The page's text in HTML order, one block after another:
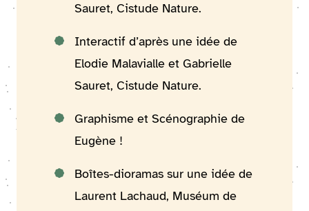
Sauret, Cistude Nature.
Interactif d’après une idée de
Elodie Malavialle et Gabrielle
Sauret, Cistude Nature.
Graphisme et Scénographie de
Eugène !
Boîtes-dioramas sur une idée de
Laurent Lachaud, Muséum de